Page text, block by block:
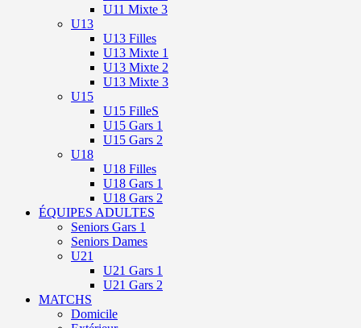
U11 Mixte 3
U13
U13 Filles
U13 Mixte 1
U13 Mixte 2
U13 Mixte 3
U15
U15 FilleS
U15 Gars 1
U15 Gars 2
U18
U18 Filles
U18 Gars 1
U18 Gars 2
ÉQUIPES ADULTES
Seniors Gars 1
Seniors Dames
U21
U21 Gars 1
U21 Gars 2
MATCHS
Domicile